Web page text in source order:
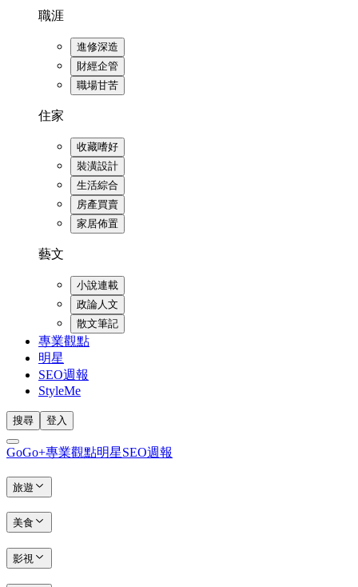
職涯
進修深造
財經企管
職場甘苦
住家
收藏嗜好
裝潢設計
生活綜合
房產買賣
家居佈置
藝文
小說連載
政論人文
散文筆記
專業觀點
明星
SEO週報
StyleMe
搜尋 登入
GoGo+專業觀點明星SEO週報
旅遊
美食
影視